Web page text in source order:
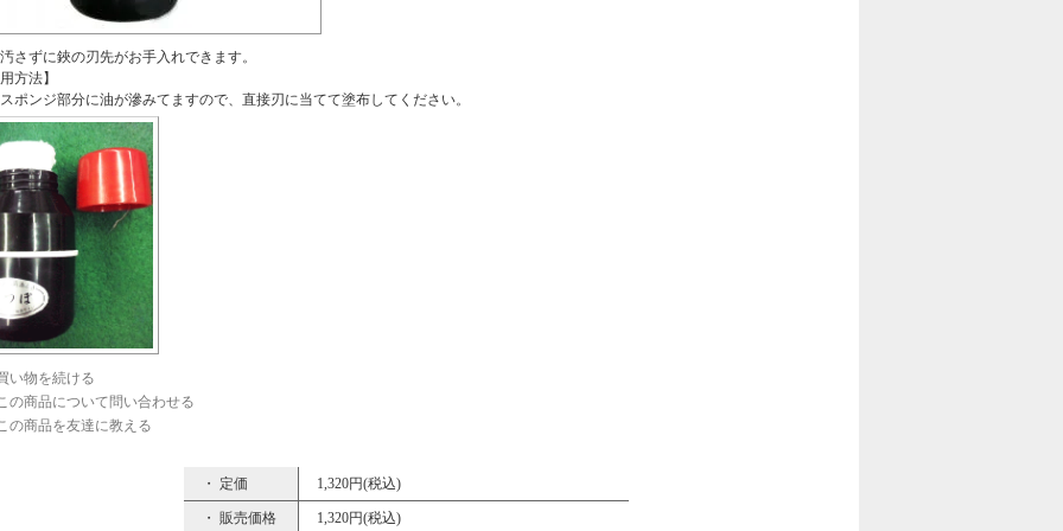
さずに鋏の刃先がお手入れできます。
方法】
ポンジ部分に油が滲みてますので、直接刃に当てて塗布してください。
い物を続ける
の商品について問い合わせる
の商品を友達に教える
・ 定価 1,320円(税込)
・ 販売価格 1,320円(税込)